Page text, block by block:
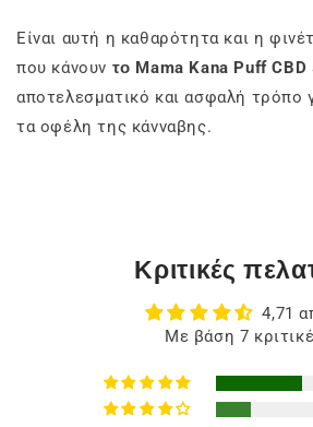
Είναι αυτή η καθαρότητα και η
που κάνουν το Mama Kana Puff CBD
αποτελεσματικό και ασφαλή τρόπο
τα οφέλη της κάνναβης.
Κριτικές
4,71
Με βάση 7